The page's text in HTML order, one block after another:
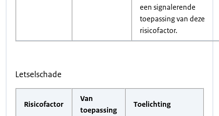
een signalerende
toepassing van deze
risicofactor.
Letselschade
Risicofactor
Van
toepassing
Toelichting